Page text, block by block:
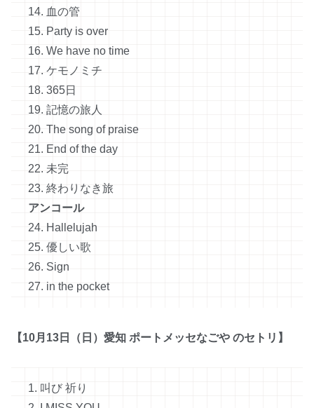
14. 血の管
15. Party is over
16. We have no time
17. ケモノミチ
18. 365日
19. 記憶の旅人
20. The song of praise
21. End of the day
22. 未完
23. 終わりなき旅
アンコール
24. Hallelujah
25. 優しい歌
26. Sign
27. in the pocket
【10月13日（日）愛知 ポートメッセなごや のセトリ】
1. 叫び 祈り